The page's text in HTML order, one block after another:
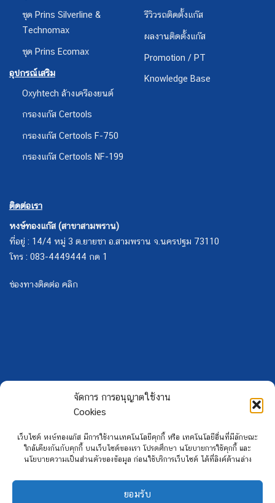
จัดการ การอนุญาตใช้งาน
Cookies
เว็บไซต์ หงษ์ทองแก๊ส มีการใช้งานเทคโนโลยีคุกกี้ หรือ เทคโนโลยีอื่นที่มีลักษณะ
ใกล้เคียงกันกับคุกกี้ บนเว็บไซต์ของเรา โปรดศึกษา นโยบายการใช้คุกกี้ และ
นโยบายความเป็นส่วนตัวของข้อมูล ก่อนใช้บริการเว็บไซต์ ได้ที่ลิงค์ด้านล่าง
ยอมรับ
ชุด Prins Silverline &
Technomax
ชุด Prins Ecomax
อุปกรณ์เสริม
Oxyhtech ล้างเครืองยนต์
กรองแก๊ส Certools
กรองแก๊ส Certools F-750
กรองแก๊ส Certools NF-199
รีวิวรถติดตั้งแก๊ส
ผลงานติดตั้งแก๊ส
Promotion / PT
Knowledge Base
ติดต่อเรา
หงษ์ทองแก๊ส (สาขาสามพราน)
ที่อยู่ : 14/4 หมู่ 3 ต.ยายชา อ.สามพราน จ.นครปฐม 73110
โทร : 083-4449444 กด 1
ช่องทางติดต่อ คลิก
Copyright 2026 ©Hongtong Auto Gas